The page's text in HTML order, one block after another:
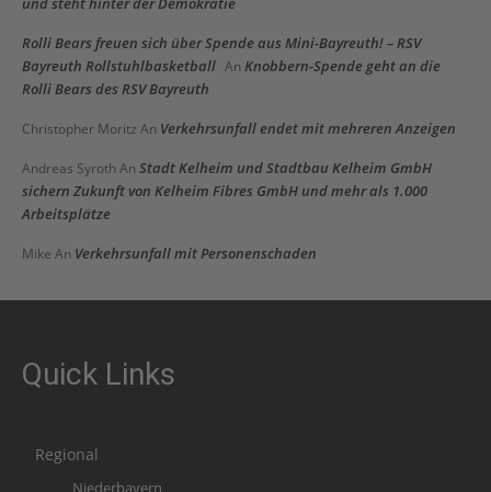
Rolli Bears freuen sich über Spende aus Mini-Bayreuth! – RSV
Bayreuth Rollstuhlbasketball An Knobbern-Spende geht an die
Rolli Bears des RSV Bayreuth
Christopher Moritz An Verkehrsunfall endet mit mehreren Anzeigen
Andreas Syroth An Stadt Kelheim und Stadtbau Kelheim GmbH
sichern Zukunft von Kelheim Fibres GmbH und mehr als 1.000
Arbeitsplätze
Mike An Verkehrsunfall mit Personenschaden
Quick Links
Regional
Niederbayern